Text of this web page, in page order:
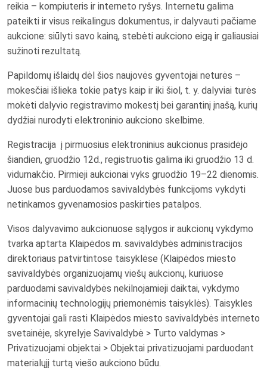
reikia – kompiuteris ir interneto ryšys. Internetu galima
pateikti ir visus reikalingus dokumentus, ir dalyvauti pačiame
aukcione: siūlyti savo kainą, stebėti aukciono eigą ir galiausiai
sužinoti rezultatą.
Papildomų išlaidų dėl šios naujovės gyventojai neturės –
mokesčiai išlieka tokie patys kaip ir iki šiol, t. y. dalyviai turės
mokėti dalyvio registravimo mokestį bei garantinį įnašą, kurių
dydžiai nurodyti elektroninio aukciono skelbime.
Registracija į pirmuosius elektroninius aukcionus prasidėjo
šiandien, gruodžio 12d., registruotis galima iki gruodžio 13 d.
vidurnakčio. Pirmieji aukcionai vyks gruodžio 19–22 dienomis.
Juose bus parduodamos savivaldybės funkcijoms vykdyti
netinkamos gyvenamosios paskirties patalpos.
Visos dalyvavimo aukcionuose sąlygos ir aukcionų vykdymo
tvarka aptarta Klaipėdos m. savivaldybės administracijos
direktoriaus patvirtintose taisyklėse (Klaipėdos miesto
savivaldybės organizuojamų viešų aukcionų, kuriuose
parduodami savivaldybės nekilnojamieji daiktai, vykdymo
informacinių technologijų priemonėmis taisyklės). Taisykles
gyventojai gali rasti Klaipėdos miesto savivaldybės interneto
svetainėje, skyrelyje Savivaldybė > Turto valdymas >
Privatizuojami objektai > Objektai privatizuojami parduodant
materialųjį turtą viešo aukciono būdu.